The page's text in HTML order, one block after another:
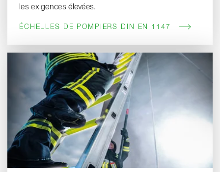
les exigences élevées.
ÉCHELLES DE POMPIERS DIN EN 1147